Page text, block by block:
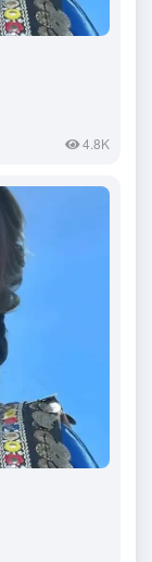
4.8K